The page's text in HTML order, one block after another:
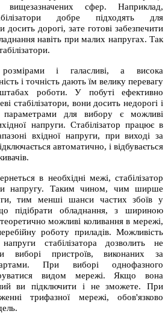
сфер. Наприклад,
добре підходять для
дорогі, зате готові забезпечити
навіть при малих напругах. Так
і галасливі, а висока
і точність дають їм велику перевагу
роботи. У побуті ефективно
стабілізатори, вони досить недорогі і
параметрами для вибору є можливі
напруги. Стабілізатор працює в
вхідної напруги, при виході за
автоматично, і відбувається
в необхідні межі, стабілізатор
напругу. Таким чином, чим ширше
тим менші шанси частих збоїв у
підібрати обладнання, з шириною
можливі коливання в мережі,
роботу приладів. Можливість
стабілізатора дозволить не
виборі пристроїв, виконаних за
При виборі однофазного
видом мережі. Якщо вона
ви підключити і не зможете. При
трифазної мережі, обов'язково